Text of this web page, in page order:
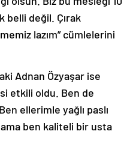
belli değil. Çırak
lazım” cümlelerini
Adnan Özyaşar ise
etkili oldu. Ben de
ellerimle yağlı paslı
ben kaliteli bir usta